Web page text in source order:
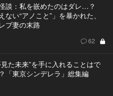
談：私を嵌めたのはダレ…？
ない“アノこと”」を暴かれた、
ブ妻の末路
62
た未来”を手に入れることはで
「東京シンデレラ」総集編